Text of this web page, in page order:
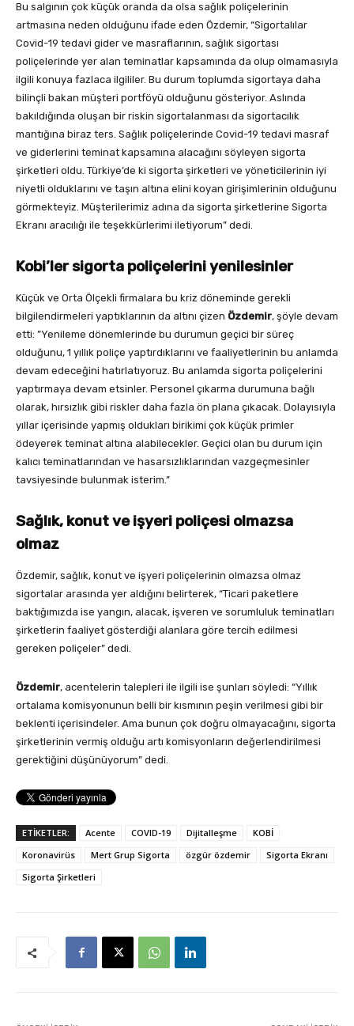
Bu salgının çok küçük oranda da olsa sağlık poliçelerinin
artmasına neden olduğunu ifade eden Özdemir, “Sigortalılar
Covid-19 tedavi gider ve masraflarının, sağlık sigortası
poliçelerinde yer alan teminatlar kapsamında da olup olmamasıyla
ilgili konuya fazlaca ilgililer. Bu durum toplumda sigortaya daha
bilinçli bakan müşteri portföyü olduğunu gösteriyor. Aslında
bakıldığında oluşan bir riskin sigortalanması da sigortacılık
mantığına biraz ters. Sağlık poliçelerinde Covid-19 tedavi masraf
ve giderlerini teminat kapsamına alacağını söyleyen sigorta
şirketleri oldu. Türkiye’de ki sigorta şirketleri ve yöneticilerinin iyi
niyetli olduklarını ve taşın altına elini koyan girişimlerinin olduğunu
görmekteyiz. Müşterilerimiz adına da sigorta şirketlerine Sigorta
Ekranı aracılığı ile teşekkürlerimi iletiyorum” dedi.
Kobi’ler sigorta poliçelerini yenilesinler
Küçük ve Orta Ölçekli firmalara bu kriz döneminde gerekli
bilgilendirmeleri yaptıklarının da altını çizen Özdemir, şöyle devam
etti: ”Yenileme dönemlerinde bu durumun geçici bir süreç
olduğunu, 1 yıllık poliçe yaptırdıklarını ve faaliyetlerinin bu anlamda
devam edeceğini hatırlatıyoruz. Bu anlamda sigorta poliçelerini
yaptırmaya devam etsinler. Personel çıkarma durumuna bağlı
olarak, hırsızlık gibi riskler daha fazla ön plana çıkacak. Dolayısıyla
yıllar içerisinde yapmış oldukları birikimi çok küçük primler
ödeyerek teminat altına alabilecekler. Geçici olan bu durum için
kalıcı teminatlarından ve hasarsızlıklarından vazgeçmesinler
tavsiyesinde bulunmak isterim.”
Sağlık, konut ve işyeri poliçesi olmazsa
olmaz
Özdemir, sağlık, konut ve işyeri poliçelerinin olmazsa olmaz
sigortalar arasında yer aldığını belirterek, “Ticari paketlere
baktığımızda ise yangın, alacak, işveren ve sorumluluk teminatları
şirketlerin faaliyet gösterdiği alanlara göre tercih edilmesi
gereken poliçeler” dedi.
Özdemir, acentelerin talepleri ile ilgili ise şunları söyledi: “Yıllık
ortalama komisyonunun belli bir kısmının peşin verilmesi gibi bir
beklenti içerisindeler. Ama bunun çok doğru olmayacağını, sigorta
şirketlerinin vermiş olduğu artı komisyonların değerlendirilmesi
gerektiğini düşünüyorum” dedi.
ETİKETLER: Acente COVID-19 Dijitalleşme
KOBİ
Koronavirüs
Mert Grup Sigorta özgür özdemir
Sigorta Ekranı
Sigorta Şirketleri